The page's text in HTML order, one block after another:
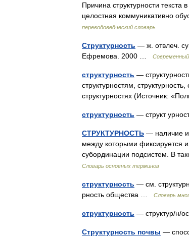
Причина структурности текста
целостная коммуникативно
переводоведческий словарь
Структурность — ж. отвлеч.
Ефремова. 2000 …
структурность —
структурностям, структурность,
структурностях (Источник:
структурность — структ
СТРУКТУРНОСТЬ — наличие
между которыми фиксируется
субординации подсистем. В
Словарь основных терминов
структурность — см.
рность общества …
Словарь
структурность — структур/н/
Структурность почвы —